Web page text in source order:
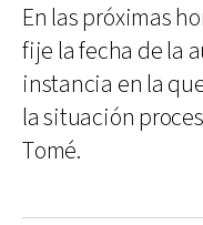
En las próximas
fije la fecha de la
instancia en la
la situación
Tomé.